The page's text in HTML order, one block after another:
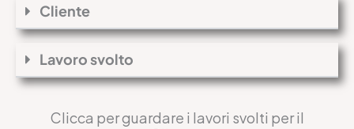
Cliente
Lavoro svolto
Clicca per guardare i lavori svolti per il